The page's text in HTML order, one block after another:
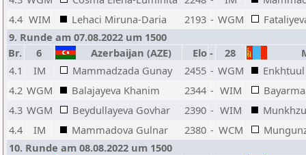
4.4 WIM Lehaci Miruna-Daria 2193 - WGM
9. Runde am 07.08.2022 um 1500
Br.
6 Azerbaijan (AZE) Elo - 28
4.1
IM Mammadzada Gunay 2455 - WGM
4.2 WGM Balajayeva Khanim 2344 - WIM
4.3 WGM Beydullayeva Govhar 2390 - WIM
4.4
IM Mammadova Gulnar 2380 - WCM
10. Runde am 08.08.2022 um 1500